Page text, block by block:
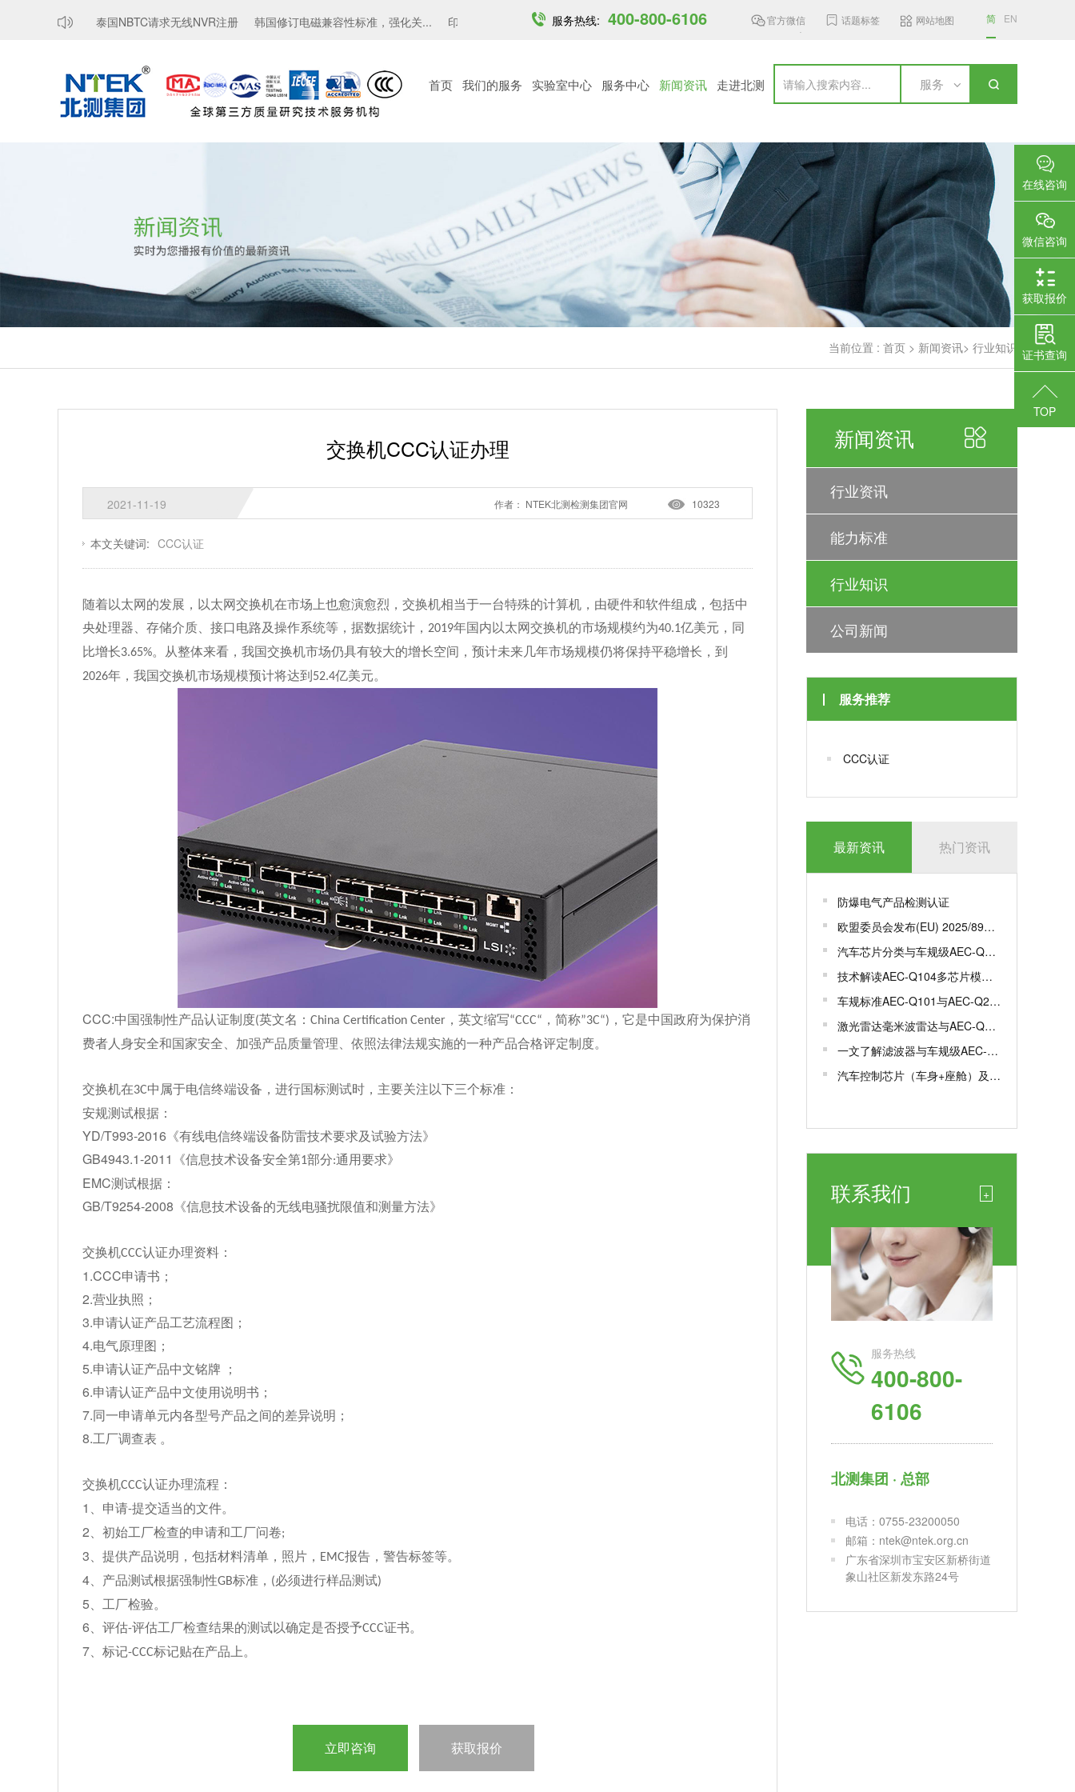
求，豁免... 泰国NBTC请求无线NVR注册 韩国修订电磁兼容性标准，强化关... 印度开放6GHz中低功率免许可频段... 越南MST发布6 GHz频段无线接入设... 加拿大更新无线通信设备标准，新...
服务热线: 400-800-6106 官方微信 话题标签 网站地图 简 EN
服务
首页 我们的服务 实验室中心 服务中心 新闻资讯 走进北测
当前位置 : 首页 > 新闻资讯> 行业知识
新闻资讯
行业资讯
能力标准
行业知识
公司新闻
服务推荐
CCC认证
最新资讯 热门资讯
防爆电气产品检测认证
欧盟委员会发布(EU) 2025/893，更新一系列标准
汽车芯片分类与车规级AEC-Q100认证
技术解读AEC-Q104多芯片模组MCM车规级认证
车规标准AEC-Q101与AEC-Q200有何区别？
激光雷达毫米波雷达与AEC-Q100/102认证解析
一文了解滤波器与车规级AEC-Q200认证
汽车控制芯片（车身+座舱）及车规芯片AEC-Q100测试认证
联系我们 +
服务热线
400-800-
6106
北测集团 · 总部
电话：0755-23200050
邮箱：ntek@ntek.org.cn
广东省深圳市宝安区新桥街道
象山社区新发东路24号
交换机CCC认证办理
2021-11-19 10323
作者： NTEK北测检测集团官网
本文关键词: CCC认证
随着以太网的发展，以太网交换机在市场上也愈演愈烈，交换机相当于一台特殊的计算机，由硬件和软件组成，包括中
央处理器、存储介质、接口电路及操作系统等，据数据统计， 2019年国内以太网交换机的市场规模约为40.1亿美元，同
比增长3.65%。从整体来看，我国交换机市场仍具有较大的增长空间，预计未来几年市场规模仍将保持平稳增长，到
2026年，我国交换机市场规模预计将达到 52.4亿美元。
CCC:中国强制性产品认证制度(英文名： China Certification Center ，英文缩写“CCC“ ，简称”3C“) ，它是中国政府为保护消
费者人身安全和国家安全、加强产品质量管理、依照法律法规实施的一种产品合格评定制度。
交换机在3C中属于电信终端设备，进行国标测试时 ， 主要关注以下三个标准：
安规测试根据：
YD/T993-2016 《有线电信终端设备防雷技术要求及试验方法》
GB4943.1-2011 《信息技术设备安全第1部分:通用要求》
EMC测试根据：
GB/T9254-2008 《信息技术设备的无线电骚扰限值和测量方法》
交换机CCC认证办理资料 ：
1.CCC申请书；
2.营业执照；
3.申请认证产品工艺流程图；
4.电气原理图；
5.申请认证产品中文铭牌 ；
6.申请认证产品中文使用说明书；
7.同一申请单元内各型号产品之间的差异说明；
8.工厂调查表 。
交换机CCC认证办理流程：
1
、申请-提交适当的文件。
2 、初始工厂检查的申请和工厂问卷;
3 、提供产品说明，包括材料清单，照片， EMC报告，警告标签等。
4 、产品测试根据强制性GB标准， (必须进行样品测试)
5 、工厂检验。
6 、评估-评估工厂检查结果的测试以确定是否授予CCC证书。
7 、标记-CCC标记贴在产品上。
立即咨询 获取报价
在线咨询
微信咨询
获取报价
证书查询
TOP